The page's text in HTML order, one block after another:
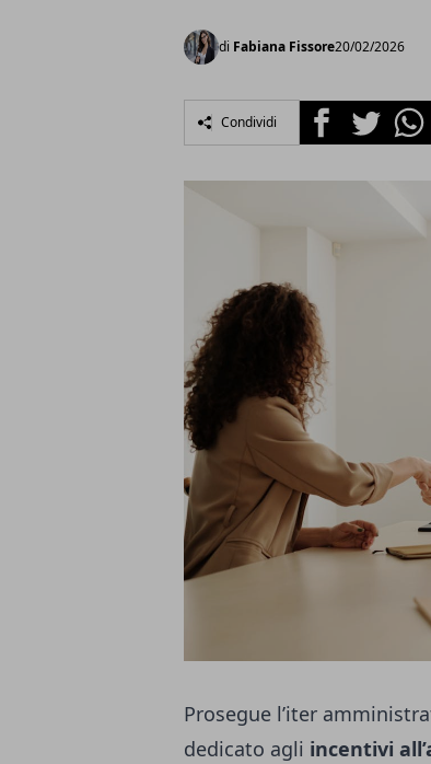
di Fabiana Fissore20/02/2026
Condividi FacebookTwitter
Prosegue l’iter
dedicato agli incentivi